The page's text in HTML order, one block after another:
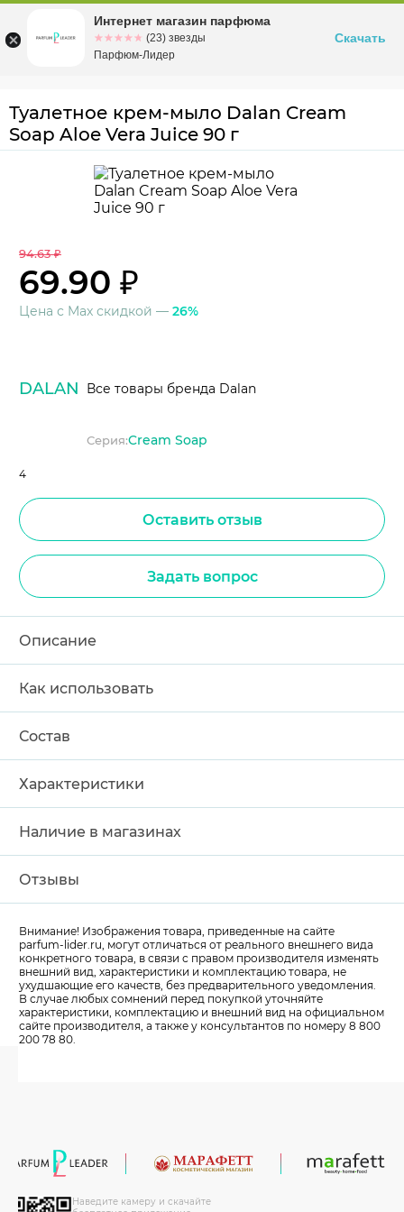
Омскул. Заозерная, 11, к. 1
Туалетное крем-мыло Dalan Cream
Soap Aloe Vera Juice 90 г
94.63 ₽
69.90 ₽
Цена с Max скидкой — 26%
DALAN Все товары бренда Dalan
Серия:Cream Soap
4
Оставить отзыв
Задать вопрос
Описание
Как использовать
Состав
Характеристики
Наличие в магазинах
Отзывы
Внимание! Изображения товара, приведенные на сайте
parfum-lider.ru, могут отличаться от реального внешнего вида
конкретного товара, в связи с правом производителя изменять
внешний вид, характеристики и комплектацию товара, не
ухудшающие его качеств, без предварительного уведомления.
В случае любых сомнений перед покупкой уточняйте
характеристики, комплектацию и внешний вид на официальном
сайте производителя, а также у консультантов по номеру 8 800
200 78 80.
Наведите камеру и скачайте
Интернет магазин парфюма
☆☆☆☆☆
★★★★★ (23) звезды
Парфюм-Лидер
Скачать